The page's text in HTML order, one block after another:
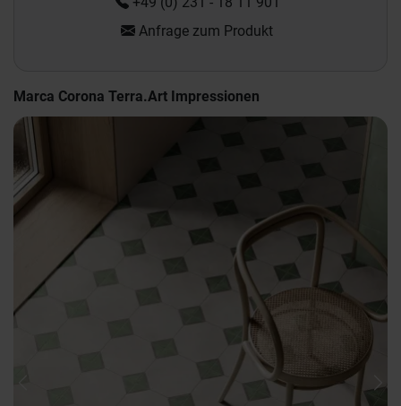
Anfrage zum Produkt
Marca Corona Terra.Art Impressionen